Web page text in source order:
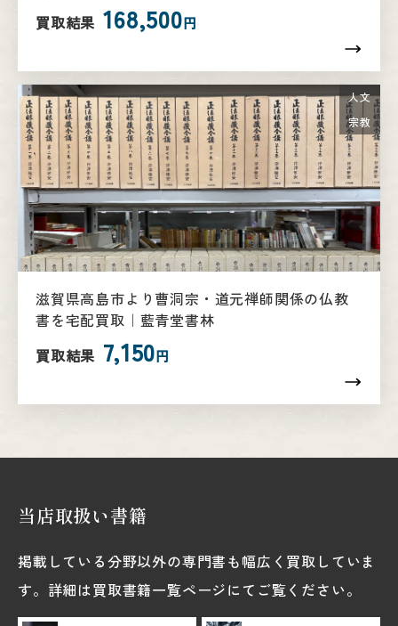
買取結果 168,500円
人文
宗教
滋賀県高島市より曹洞宗・道元禅師関係の仏教
書を宅配買取｜藍青堂書林
買取結果 7,150円
当店取扱い書籍
掲載している分野以外の専門書も幅広く買取していま
す。詳細は買取書籍一覧ページにてご覧ください。